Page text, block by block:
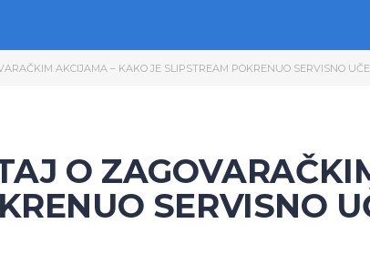
AKCIJAMA – KAKO JE SLIPSTREAM POKRENUO SERVISNO
O
SERVISNO